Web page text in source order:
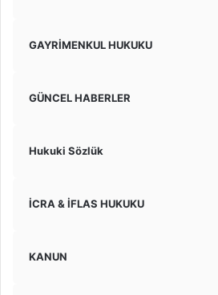
GAYRİMENKUL HUKUKU
GÜNCEL HABERLER
Hukuki Sözlük
İCRA & İFLAS HUKUKU
KANUN